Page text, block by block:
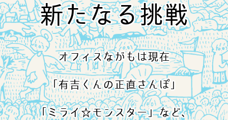
新たなる挑戦
オフィスながもは現在
「有吉くんの正直さんぽ」
「ミライ☆モンスター」など、